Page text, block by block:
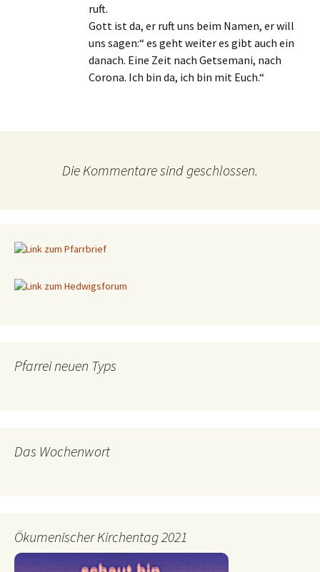
ruft.
Gott ist da, er ruft uns beim Namen, er will
uns sagen:“ es geht weiter es gibt auch ein
danach. Eine Zeit nach Getsemani, nach
Corona. Ich bin da, ich bin mit Euch.“
Die Kommentare sind geschlossen.
Pfarrei neuen Typs
Das Wochenwort
Ökumenischer Kirchentag 2021